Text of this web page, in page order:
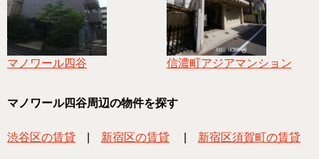
マノワール四谷 信濃町アジアマンション
マノワール四谷周辺の物件を探す
渋谷区の賃貸 新宿区の賃貸 新宿区須賀町の賃貸